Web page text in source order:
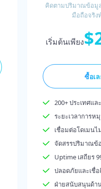
คิดตามปริมาณข้อมู
มือถือจริง
เริ่มต้นเพียง
ซื้อเ
200+ ประเทศแ
ระยะเวลาการห
เชื่อมต่อโดเมนไ
จัดสรรปริมาณ
Uptime เสถียร
ปลอดภัยและเชื่
ฝ่ายสนับสนุนด้า